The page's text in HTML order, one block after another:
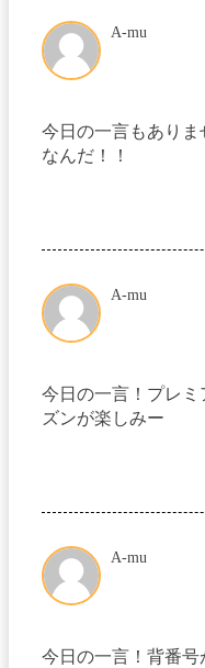
A-mu
今日の一言もあり
なんだ！！
A-mu
今日の一言！プレ
ズンが楽しみー
A-mu
今日の一言！背番